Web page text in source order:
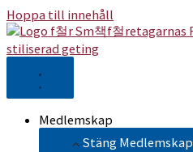
Hoppa till innehåll
Medlemskap
Stäng Medlemskap